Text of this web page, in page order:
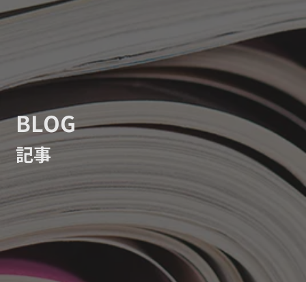
BLOG
記事